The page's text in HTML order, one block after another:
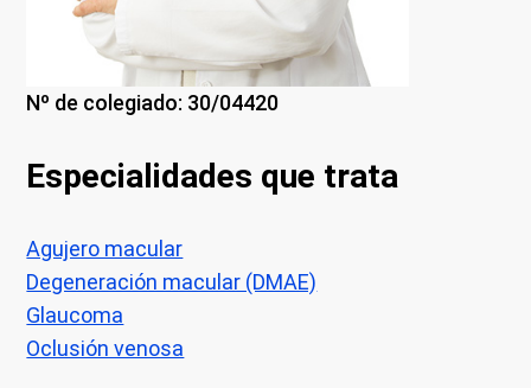
Nº de colegiado: 30/04420
Especialidades que trata
Agujero macular
Degeneración macular (DMAE)
Glaucoma
Oclusión venosa